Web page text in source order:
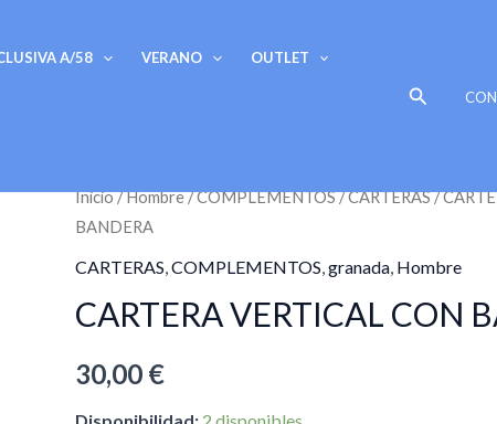
A/58 VERANO OUTLET
Buscar
Inicio/Hombre/COMPLEMENTOS/CARTERAS/
BANDERA
CARTERAS COMPLEMENTOS granada Hombre
CARTERA VERTICAL CON
30,00 €
Disponibilidad: 2 disponibles
CARTERA
VERTICAL
CON
cantidad